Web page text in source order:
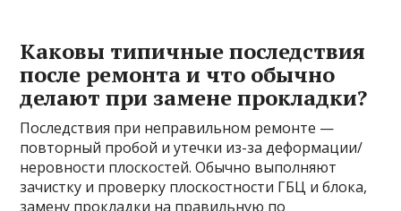
Каковы типичные последствия
после ремонта и что обычно
делают при замене прокладки?
Последствия при неправильном ремонте —
повторный пробой и утечки из-за деформации/
неровности плоскостей. Обычно выполняют
зачистку и проверку плоскостности ГБЦ и блока,
замену прокладки на правильную по